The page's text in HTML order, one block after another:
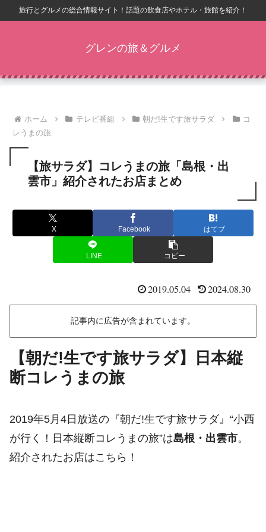
旅行とグルメの総合情報サイト！話題の飲食店やホテル・旅館を紹介！
グレンの旅＆グルメ
ホーム テレビ番組 朝だ!生です旅サラダ
コ
レうまの旅
【旅サラダ】コレうまの旅「島根・出
雲市」紹介されたお店まとめ
X Facebook はてブ
LINE コピー
2019.05.04 2024.08.30
記事内に広告が含まれています。
【朝だ!生です旅サラダ】日本縦
断コレうまの旅
2019年5月4日放送の『朝だ!生です旅サラダ』“小西
が行く！日本縦断コレうまの旅”は島根・出雲市。
紹介されたお店はこちら！